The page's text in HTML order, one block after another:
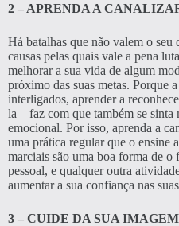
2 – APRENDA A
Há batalhas que não valem o seu
causas pelas quais vale a pena
melhorar a sua vida de algum
próximo das suas metas. Porque
interligados, aprender a
la – faz com que também se
emocional. Por isso, aprenda a
uma prática regular que o ensine
marciais são uma boa forma de o
pessoal, e qualquer outra
aumentar a sua confiança nas
3 – CUIDE DA SUA IMAGEM